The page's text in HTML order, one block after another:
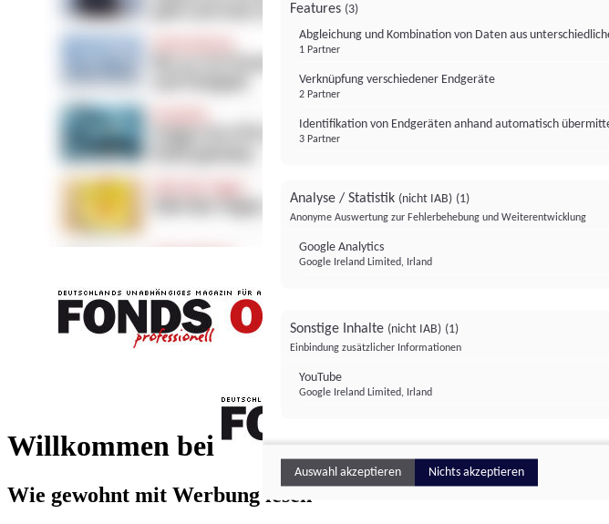
Willkommen bei
FONDS professionell
Wie gewohnt mit Werbung lesen
Features (3)
Abgleichung und Kombination von Daten aus
1 Partner
Verknüpfung verschiedener Endgeräte
2 Partner
Identifikation von Endgeräten anhand automatisch
3 Partner
Analyse / Statistik (nicht IAB) (1)
Anonyme Auswertung zur Fehlerbehebung und Weiterentwicklung
Google Analytics
Google Ireland Limited, Irland
Sonstige Inhalte (nicht IAB) (1)
Einbindung zusätzlicher Informationen
YouTube
Google Ireland Limited, Irland
Auswahl akzeptieren Nichts akzeptieren